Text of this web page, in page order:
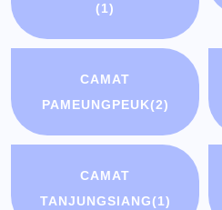
(1)
CAMAT
PAMEUNGPEUK(2)
CAMAT
TANJUNGSIANG(1)